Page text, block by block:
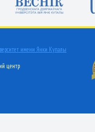
имени Янки Купалы
центр